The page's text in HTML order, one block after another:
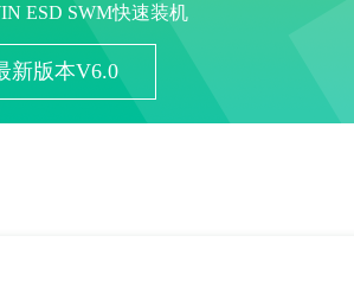
ESD SWM快速装机
新版本V6.0